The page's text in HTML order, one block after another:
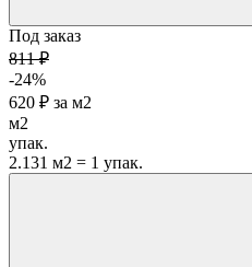
Под заказ
811 ₽
-24%
620 ₽ за м2
м2
упак.
2.131 м2 = 1 упак.